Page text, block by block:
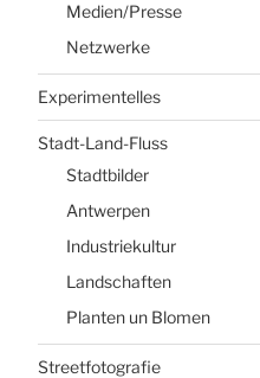
Medien/Presse
Netzwerke
Experimentelles
Stadt-Land-Fluss
Stadtbilder
Antwerpen
Industriekultur
Landschaften
Planten un Blomen
Streetfotografie